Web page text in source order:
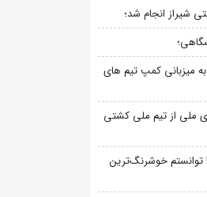
شیراز انجام شد؛
و به میزبانی کمپ تیم های
ملی از تیم ملی کشتی
خوشرنگ‌ترین